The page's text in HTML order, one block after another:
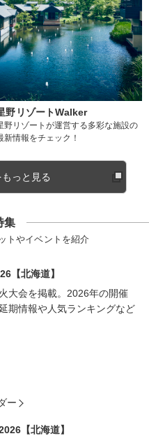
野リゾートWalker
野リゾートが運営する多彩な施設の
新情報をチェック！
っと見る
集
トやイベントを紹介
【北海道】
大会を掲載。2026年の開催
期情報や人気ランキングなど
ー
【北海道】